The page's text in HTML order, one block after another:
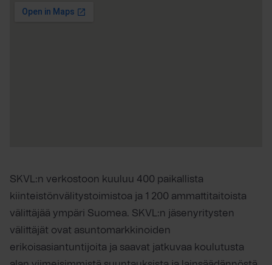
SKVL:n verkostoon kuuluu 400 paikallista
kiinteistönvälitystoimistoa ja 1 200 ammattitaitoista
välittäjää ympäri Suomea. SKVL:n jäsenyritysten
välittäjät ovat asuntomarkkinoiden
erikoisasiantuntijoita ja saavat jatkuvaa koulutusta